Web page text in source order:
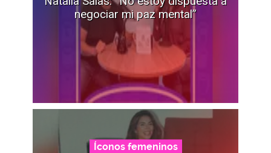
negociar mi paz mental”
Íconos femeninos